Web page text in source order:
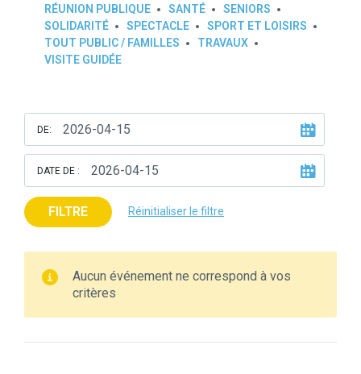
RÉUNION PUBLIQUE
SANTÉ
SENIORS
SOLIDARITÉ
SPECTACLE
SPORT ET LOISIRS
TOUT PUBLIC / FAMILLES
TRAVAUX
VISITE GUIDÉE
DE:
DATE DE :
FILTRE Réinitialiser le filtre
Aucun événement ne correspond à vos
critères